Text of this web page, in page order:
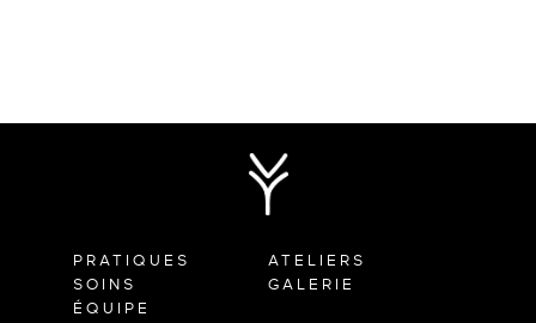
PRATIQUES
SOINS
ÉQUIPE
ATELIERS
GALERIE